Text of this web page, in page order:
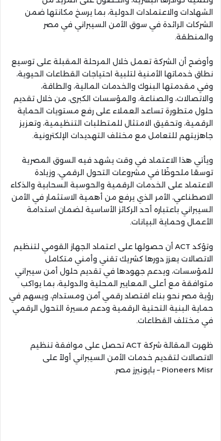
الشهادات والاعتمادات الدولية، بما يرسخ مكانتها ضمن
الشركات الرائدة في سوق الأمن السيبراني في مصر
والمنطقة.
وأوضح أن الشركة تعمل خلال المرحلة المقبلة على توسيع
نطاق خدماتها الأمنية لتلبية احتياجات القطاعات الحيوية،
وفي مقدمتها البنوك والخدمات المالية، والطاقة،
والاتصالات، والصناعة، والمؤسسات الكبرى، من خلال تقديم
حلول متطورة تساعد العملاء على رفع مستويات الحماية
الرقمية، وتحقيق الامتثال للمتطلبات التنظيمية، وتعزيز
جاهزيتهم للتعامل مع مختلف التهديدات الإلكترونية.
ويأتي هذا الاعتماد في وقت يشهد فيه السوق المصرية
توسعًا ملحوظًا في مشروعات التحول الرقمي، وزيادة
الاعتماد على الخدمات الرقمية والحوسبة السحابية والذكاء
الاصطناعي، الأمر الذي يرفع من أهمية الاستثمار في الأمن
السيبراني باعتباره أحد الركائز الأساسية لضمان استدامة
الأعمال وحماية البيانات.
وتؤكد ACT أن حصولها على اعتماد الجهاز القومي لتنظيم
الاتصالات يعزز دورها كشريك تقني وأمني متكامل
للمؤسسات، ويدعم جهودها في تقديم حلول أمن سيبراني
متوافقة مع أعلى المعايير المحلية والدولية، بما يواكب
رؤية مصر نحو بناء اقتصاد رقمي آمن ومستدام، ويسهم في
حماية البنية التحتية الرقمية ودعم مسيرة التحول الرقمي
في مختلف القطاعات.
ظهرت المقالة شركة ACT تحصل على موافقة تنظيم
الاتصالات لتقديم خدمات الأمن السيبراني أولاً على
Pioneers Misr – بايونيرز مصر.